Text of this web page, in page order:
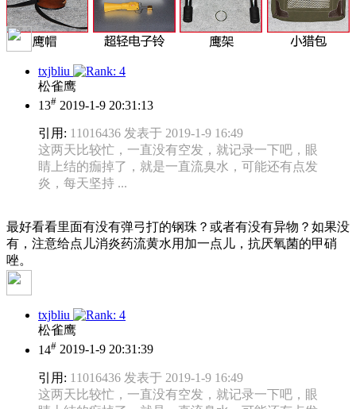
txjbliu
松雀鹰
13# 2019-1-9 20:31:13
引用: 11016436 发表于 2019-1-9 16:49
这两天比较忙，一直没有空发，就记录一下吧，眼
睛上结的痂掉了，就是一直流臭水，可能还有点发
炎，每天坚持 ...
最好看看里面有没有弹弓打的钢珠？或者有没有异物？如果没
有，注意给点儿消炎药流黄水用加一点儿，抗厌氧菌的甲硝
唑。
txjbliu
松雀鹰
14# 2019-1-9 20:31:39
引用: 11016436 发表于 2019-1-9 16:49
这两天比较忙，一直没有空发，就记录一下吧，眼